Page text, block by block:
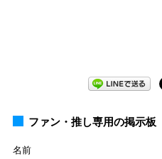
ファン・推し専用の掲示板
名前